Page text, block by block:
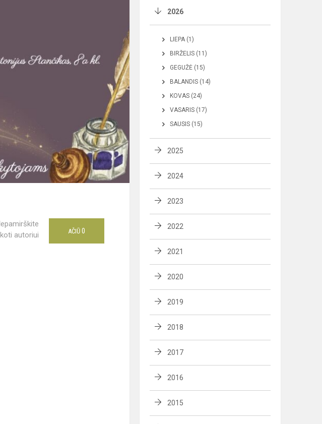
autoriui
AČIŪ 0
2026
LIEPA (1)
BIRŽELIS (11)
GEGUŽĖ (15)
BALANDIS (14)
KOVAS (24)
VASARIS (17)
SAUSIS (15)
2025
2024
2023
2022
2021
2020
2019
2018
2017
2016
2015